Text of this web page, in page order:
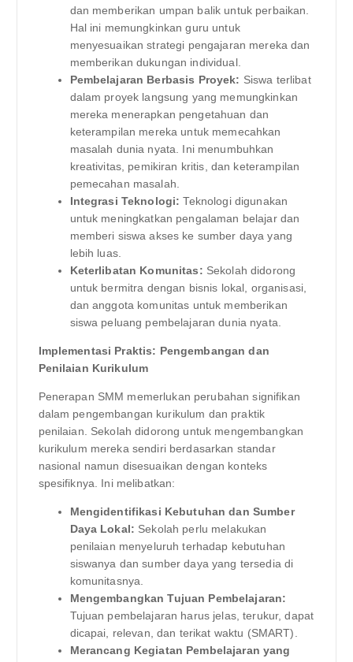
dan memberikan umpan balik untuk perbaikan.
Hal ini memungkinkan guru untuk
menyesuaikan strategi pengajaran mereka dan
memberikan dukungan individual.
Pembelajaran Berbasis Proyek: Siswa terlibat
dalam proyek langsung yang memungkinkan
mereka menerapkan pengetahuan dan
keterampilan mereka untuk memecahkan
masalah dunia nyata. Ini menumbuhkan
kreativitas, pemikiran kritis, dan keterampilan
pemecahan masalah.
Integrasi Teknologi: Teknologi digunakan
untuk meningkatkan pengalaman belajar dan
memberi siswa akses ke sumber daya yang
lebih luas.
Keterlibatan Komunitas: Sekolah didorong
untuk bermitra dengan bisnis lokal, organisasi,
dan anggota komunitas untuk memberikan
siswa peluang pembelajaran dunia nyata.
Implementasi Praktis: Pengembangan dan
Penilaian Kurikulum
Penerapan SMM memerlukan perubahan signifikan
dalam pengembangan kurikulum dan praktik
penilaian. Sekolah didorong untuk mengembangkan
kurikulum mereka sendiri berdasarkan standar
nasional namun disesuaikan dengan konteks
spesifiknya. Ini melibatkan:
Mengidentifikasi Kebutuhan dan Sumber
Daya Lokal: Sekolah perlu melakukan
penilaian menyeluruh terhadap kebutuhan
siswanya dan sumber daya yang tersedia di
komunitasnya.
Mengembangkan Tujuan Pembelajaran:
Tujuan pembelajaran harus jelas, terukur, dapat
dicapai, relevan, dan terikat waktu (SMART).
Merancang Kegiatan Pembelajaran yang